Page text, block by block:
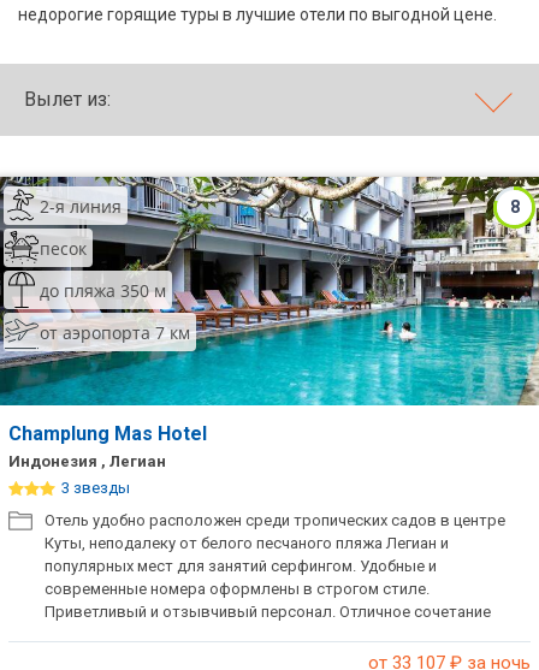
недорогие горящие туры в лучшие отели по выгодной цене.
Вылет из:
8
2-я линия
песок
до пляжа 350 м
от аэропорта 7 км
Champlung Mas Hotel
Индонезия , Легиан
3 звезды
Отель удобно расположен среди тропических садов в центре
Куты, неподалеку от белого песчаного пляжа Легиан и
популярных мест для занятий серфингом. Удобные и
современные номера оформлены в строгом стиле.
Приветливый и отзывчивый персонал. Отличное сочетание
от 33 107 ₽ за ночь
Кав Мин Воды
Экскурсионные туры
ТОП 10 недорогих отелей
5*
Лучшие отели 4* звезды
Недорогие отели 4*
звезды
Лучшие отели 3* звезды
Недорогие отели 3*
Сетевые отели Турции
Сетевые отели Египта
Сетевые отели ОАЭ